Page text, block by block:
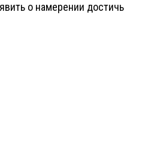
о намерении достичь